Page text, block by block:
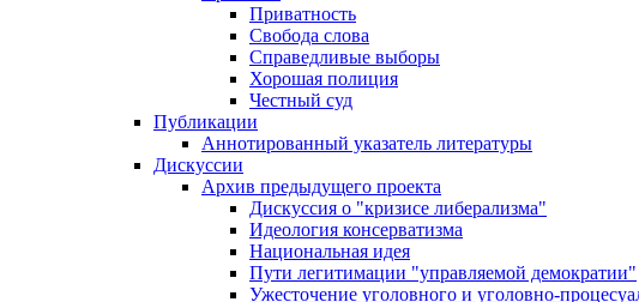
Приватность
Свобода слова
Справедливые выборы
Хорошая полиция
Честный суд
Публикации
Аннотированный указатель литературы
Дискуссии
Архив предыдущего проекта
Дискуссия о "кризисе либерализма"
Идеология консерватизма
Национальная идея
Пути легитимации "управляемой демократии"
Ужесточение уголовного и уголовно-